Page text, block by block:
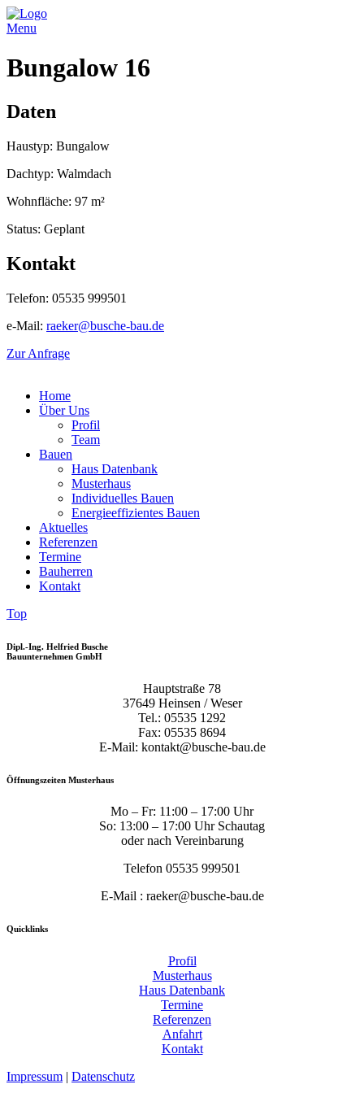
Menu
Bungalow 16
Daten
Haustyp: Bungalow
Dachtyp: Walmdach
Wohnfläche: 97 m²
Status: Geplant
Kontakt
Telefon: 05535 999501
e-Mail: raeker@busche-bau.de
Zur Anfrage
Home
Über Uns
Profil
Team
Bauen
Haus Datenbank
Musterhaus
Individuelles Bauen
Energieeffizientes Bauen
Aktuelles
Referenzen
Termine
Bauherren
Kontakt
Top
Dipl.-Ing. Helfried Busche
Bauunternehmen GmbH
Hauptstraße 78
37649 Heinsen / Weser
Tel.: 05535 1292
Fax: 05535 8694
E-Mail: kontakt@busche-bau.de
Öffnungszeiten Musterhaus
Mo – Fr: 11:00 – 17:00 Uhr
So: 13:00 – 17:00 Uhr Schautag
oder nach Vereinbarung
Telefon 05535 999501
E-Mail : raeker@busche-bau.de
Quicklinks
Profil
Musterhaus
Haus Datenbank
Termine
Referenzen
Anfahrt
Kontakt
Impressum | Datenschutz